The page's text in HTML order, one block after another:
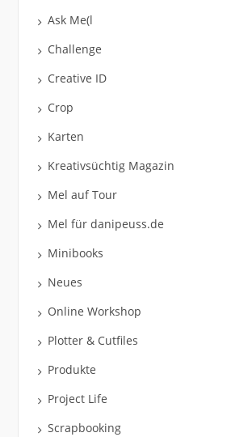
Ask Me(l
Challenge
Creative ID
Crop
Karten
Kreativsüchtig Magazin
Mel auf Tour
Mel für danipeuss.de
Minibooks
Neues
Online Workshop
Plotter & Cutfiles
Produkte
Project Life
Scrapbooking